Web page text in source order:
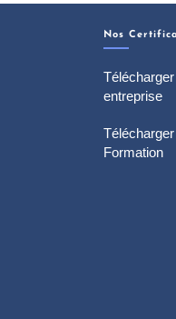
Nos
entreprise
Formation